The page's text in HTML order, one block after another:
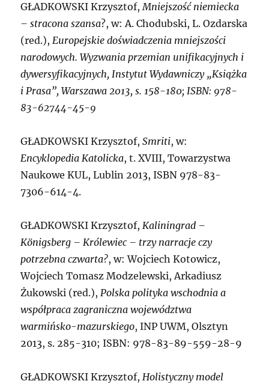
GŁADKOWSKI Krzysztof, Mniejszość niemiecka
– stracona szansa?, w: A. Chodubski, L. Ozdarska
(red.),Europejskie doświadczenia mniejszości
narodowych. Wyzwania przemian unifikacyjnych i
dywersyfikacyjnych, Instytut Wydawniczy „Książka
i Prasa”, Warszawa 2013, s. 158-180; ISBN: 978-
83-62744-45-9
GŁADKOWSKI Krzysztof,Smriti, w:
Encyklopedia Katolicka, t. XVIII, Towarzystwa
Naukowe KUL, Lublin 2013, ISBN 978-83-
7306-614-4.
GŁADKOWSKI Krzysztof, Kaliningrad –
Königsberg – Królewiec – trzy narracje czy
potrzebna czwarta?, w: Wojciech Kotowicz,
Wojciech Tomasz Modzelewski, Arkadiusz
Żukowski (red.),Polska polityka wschodnia a
współpraca zagraniczna województwa
warmińsko-mazurskiego, INP UWM, Olsztyn
2013, s. 285-310; ISBN: 978-83-89-559-28-9
GŁADKOWSKI Krzysztof, Holistyczny model